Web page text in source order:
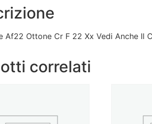
Af22 Ottone Cr F 22 Xx Vedi Anche Il
correlati